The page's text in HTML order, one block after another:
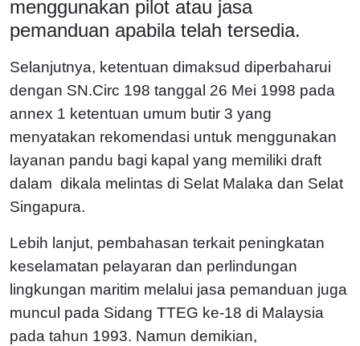
menggunakan pilot atau jasa
pemanduan apabila telah tersedia.
Selanjutnya, ketentuan dimaksud diperbaharui
dengan SN.Circ 198 tanggal 26 Mei 1998 pada
annex 1 ketentuan umum butir 3 yang
menyatakan rekomendasi untuk menggunakan
layanan pandu bagi kapal yang memiliki draft
dalam dikala melintas di Selat Malaka dan Selat
Singapura.
Lebih lanjut, pembahasan terkait peningkatan
keselamatan pelayaran dan perlindungan
lingkungan maritim melalui jasa pemanduan juga
muncul pada Sidang TTEG ke-18 di Malaysia
pada tahun 1993. Namun demikian,